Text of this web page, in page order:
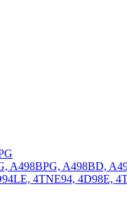
A498BPG, A498BD,
4TNE94, 4D98E,